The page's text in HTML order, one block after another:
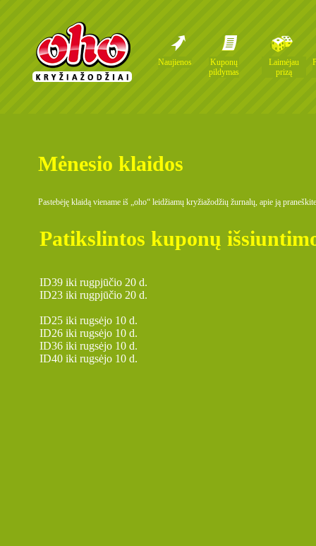
Naujienos
Kuponų
pildymas
Laimėjau
prizą
Mėnesio klaidos
Pastebėję klaidą viename iš „oho“ leidžiamų kryžiažodžių žurnalų, apie ją
Patikslintos kuponų
ID39 iki rugpjūčio 20 d.
ID23 iki rugpjūčio 20 d.
ID25 iki rugsėjo 10 d.
ID26 iki rugsėjo 10 d.
ID36 iki rugsėjo 10 d.
ID40 iki rugsėjo 10 d.